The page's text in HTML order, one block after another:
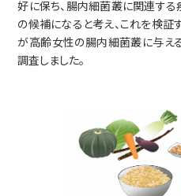
好に保ち、腸内細菌叢に関連す
の候補になると考え、これを検証
が高齢女性の腸内細菌叢に与え
調査しました。